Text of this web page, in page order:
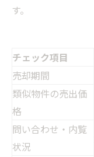
す。
チェック項目
売却期間
類似物件の売出価
格
問い合わせ・内覧
状況